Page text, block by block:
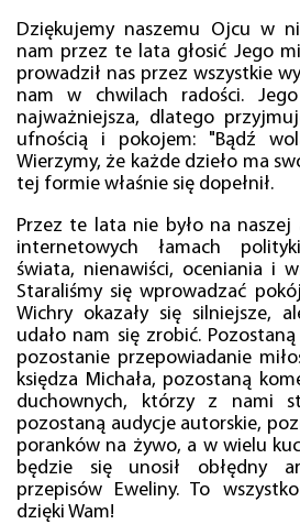
Dziękujemy naszemu Ojcu w
nam przez te lata głosić Jego
prowadził nas przez wszystkie
nam w chwilach radości.
najważniejsza, dlatego
ufnością i pokojem: "Bądź
Wierzymy, że każde dzieło ma
tej formie właśnie się dopełnił.
Przez te lata nie było na
internetowych łamach
świata, nienawiści, oceniania i
Staraliśmy się wprowadzać
Wichry okazały się silniejsze,
udało nam się zrobić. Pozostaną
pozostanie przepowiadanie
księdza Michała, pozostaną
duchownych, którzy z nami
pozostaną audycje autorskie,
poranków na żywo, a w wielu
będzie się unosił obłędny
przepisów Eweliny. To
dzięki Wam!